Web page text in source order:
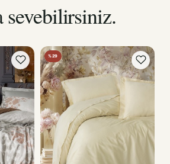
sevebilirsiniz.
%29